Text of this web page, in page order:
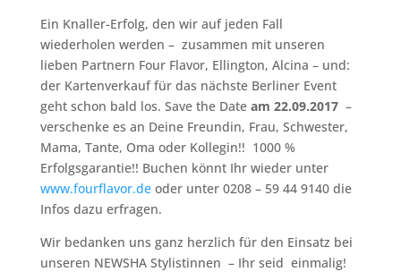
Ein Knaller-Erfolg, den wir auf jeden Fall
wiederholen werden – zusammen mit unseren
lieben Partnern Four Flavor, Ellington, Alcina – und:
der Kartenverkauf für das nächste Berliner Event
geht schon bald los. Save the Date am 22.09.2017–
verschenke es an Deine Freundin, Frau, Schwester,
Mama, Tante, Oma oder Kollegin!! 1000 %
Erfolgsgarantie!! Buchen könnt Ihr wieder unter
www.fourflavor.deoder unter 0208 – 59 44 9140 die
Infos dazu erfragen.
Wir bedanken uns ganz herzlich für den Einsatz bei
unseren NEWSHA Stylistinnen – Ihr seid einmalig!